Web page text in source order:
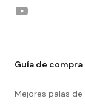
YouTube
Guía de compra
Mejores palas